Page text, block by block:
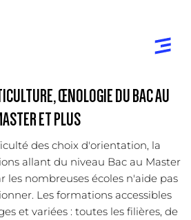
ŒNOLOGIE DU BAC AU
ET PLUS
des choix d'orientation, la
allant du niveau Bac au Master
les nombreuses écoles n'aide pas
Les formations accessibles
et variées : toutes les filières, de